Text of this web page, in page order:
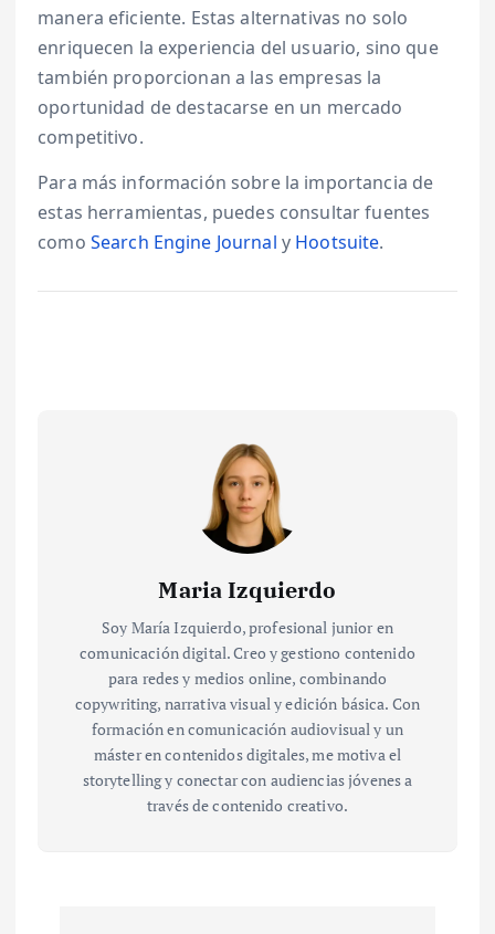
manera eficiente. Estas alternativas no solo
enriquecen la experiencia del usuario, sino que
también proporcionan a las empresas la
oportunidad de destacarse en un mercado
competitivo.
Para más información sobre la importancia de
estas herramientas, puedes consultar fuentes
como Search Engine Journal y Hootsuite.
Maria Izquierdo
Soy María Izquierdo, profesional junior en
comunicación digital. Creo y gestiono contenido
para redes y medios online, combinando
copywriting, narrativa visual y edición básica. Con
formación en comunicación audiovisual y un
máster en contenidos digitales, me motiva el
storytelling y conectar con audiencias jóvenes a
través de contenido creativo.